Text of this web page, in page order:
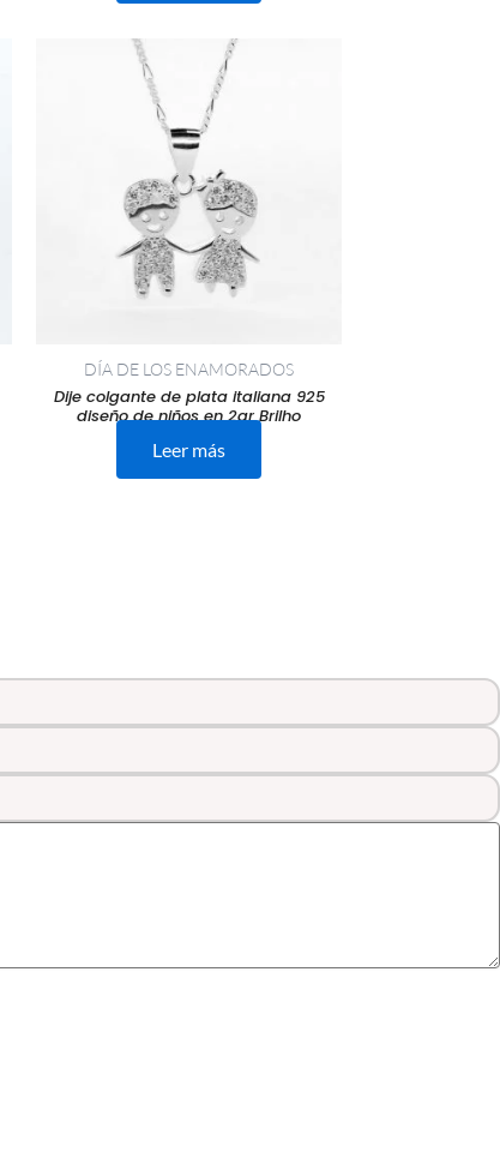
DÍA DE LOS ENAMORADOS
Dije colgante de plata italiana 925
diseño de niños en 2gr Brilho
Leer más